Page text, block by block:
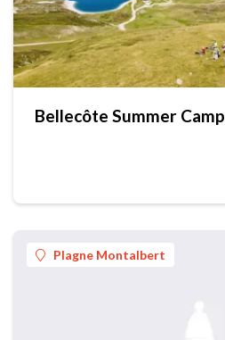
Bellecôte Summer Camp
Plagne Montalbert